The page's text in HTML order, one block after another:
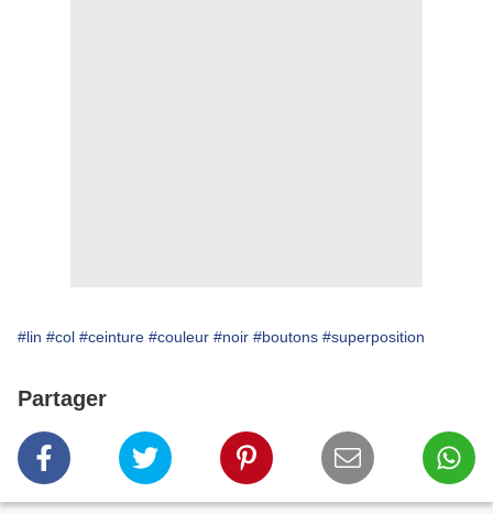
#lin #col #ceinture #couleur #noir #boutons #superposition
Partager